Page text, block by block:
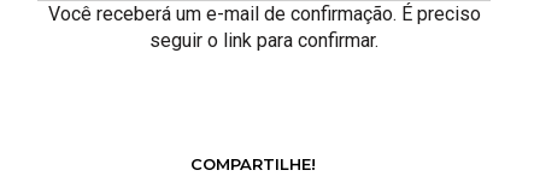
Você receberá um e-mail de confirmação. É preciso
seguir o link para confirmar.
COMPARTILHE!